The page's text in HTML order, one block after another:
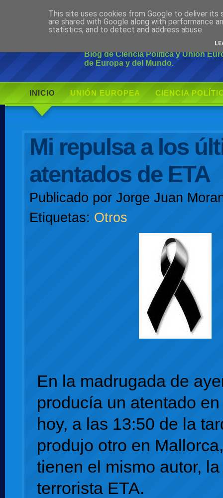
Ciudadano
Blog de Ciencia Política y Unión
de Europa y del Mundo.
INICIO UNIÓN EUROPEA CIENCIA
Mi repulsa a los
atentados de ETA
Publicado por Jorge Juan
Etiquetas: Otros
En la madrugada de
producía un atentado
hoy, a las 13:50 de la
produjo otro en
tienen el mismo autor,
terrorista ETA.
This site uses cookies from Google to deliver its
are shared with Google along with performance
statistics, and to detect and address abuse.